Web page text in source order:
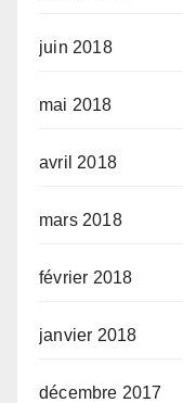
juin 2018
mai 2018
avril 2018
mars 2018
février 2018
janvier 2018
décembre 2017